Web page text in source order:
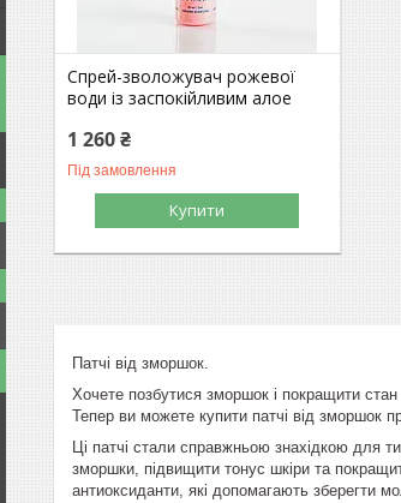
Спрей-зволожувач рожевої
води із заспокійливим алое
1 260 ₴
Під замовлення
Купити
Патчі від зморшок.
Хочете позбутися зморшок і покращити
Тепер ви можете купити патчі від зморшок
Ці патчі стали справжньою знахідкою для
зморшки, підвищити тонус шкіри та
антиоксиданти, які допомагають зберегти